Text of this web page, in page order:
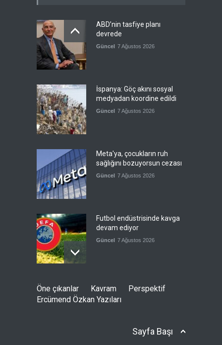
ABD’nin tasfiye planı
devrede
Güncel 7 Ağustos 2026
İspanya: Göç akını sosyal
medyadan koordine edildi
Güncel 7 Ağustos 2026
Meta'ya, çocukların ruh
sağlığını bozuyorsun cezası
Güncel 7 Ağustos 2026
Futbol endüstrisinde kavga
devam ediyor
Güncel 7 Ağustos 2026
Suudi Arabistan, Türkiye ve
Pakistan savunma
anlaşması imzalayacak
Öne çıkanlar Kavram
Perspektif
Ercümend Özkan Yazıları
Sayfa Başı